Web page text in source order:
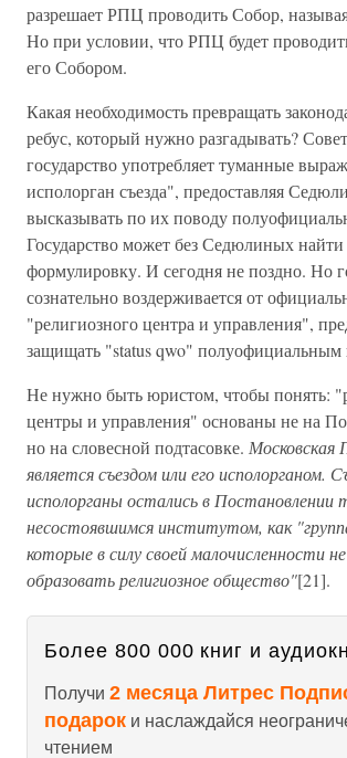
разрешает РПЦ проводить Собор,
Но при условии, что РПЦ будет
его Собором.
Какая необходимость превращать
ребус, который нужно разгадывать?
государство употребляет туманные
исполорган съезда", предоставляя
высказывать по их поводу
Государство может без Седюлиных
формулировку. И сегодня не поздно. Но
сознательно воздерживается от
"религиозного центра и управления",
защищать "status qwo" полуофициальным
Не нужно быть юристом, чтобы понять:
центры и управления" основаны не на
но на словесной подтасовке. Московская
является съездом или его исполорганом.
исполорганы остались в
несостоявшимся институтом, как
которые в силу своей малочисленности
образовать религиозное общество"[21].
Более 800 000 книг и
Получи 2 месяца Литрес
подарок и наслаждайся
чтением